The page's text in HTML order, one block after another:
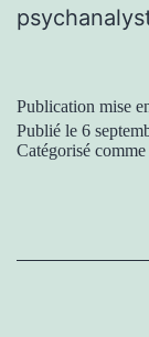
Publication mise
Publié le 6
Catégorisé comme